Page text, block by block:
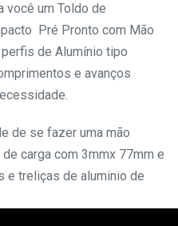
você um Toldo de
Pré Pronto com Mão
de Alumínio tipo
e avanços
de se fazer uma mão
carga com 3mmx 77mm e
e treliças de aluminio de